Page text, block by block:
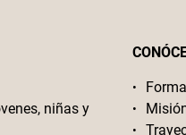
niñas y